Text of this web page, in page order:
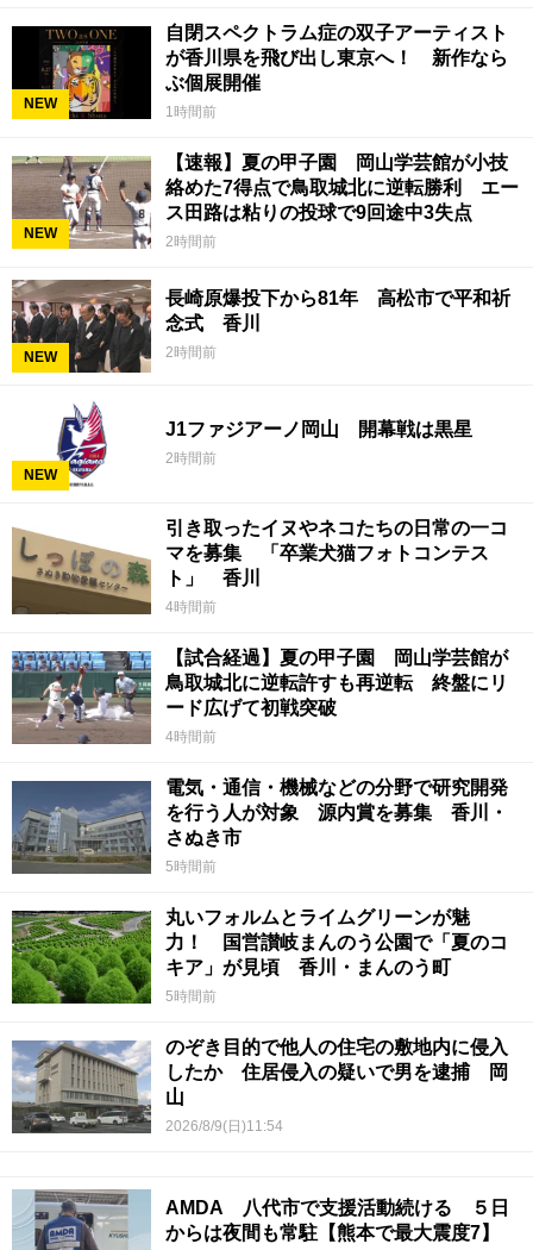
NEW
自閉スペクトラム症の双子アーティスト
が香川県を飛び出し東京へ！ 新作なら
ぶ個展開催
1時間前
NEW
【速報】夏の甲子園 岡山学芸館が小技
絡めた7得点で鳥取城北に逆転勝利 エー
ス田路は粘りの投球で9回途中3失点
2時間前
NEW
長崎原爆投下から81年 高松市で平和祈
念式 香川
2時間前
NEW
J1ファジアーノ岡山 開幕戦は黒星
2時間前
引き取ったイヌやネコたちの日常の一コ
マを募集 「卒業犬猫フォトコンテス
ト」 香川
4時間前
【試合経過】夏の甲子園 岡山学芸館が
鳥取城北に逆転許すも再逆転 終盤にリ
ード広げて初戦突破
4時間前
電気・通信・機械などの分野で研究開発
を行う人が対象 源内賞を募集 香川・
さぬき市
5時間前
丸いフォルムとライムグリーンが魅
力！ 国営讃岐まんのう公園で「夏のコ
キア」が見頃 香川・まんのう町
5時間前
のぞき目的で他人の住宅の敷地内に侵入
したか 住居侵入の疑いで男を逮捕 岡
山
2026/8/9(日)11:54
AMDA 八代市で支援活動続ける ５日
からは夜間も常駐【熊本で最大震度7】